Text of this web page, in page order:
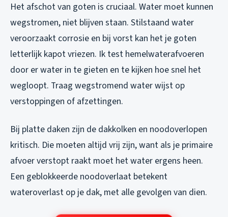
Het afschot van goten is cruciaal. Water moet kunnen
wegstromen, niet blijven staan. Stilstaand water
veroorzaakt corrosie en bij vorst kan het je goten
letterlijk kapot vriezen. Ik test hemelwaterafvoeren
door er water in te gieten en te kijken hoe snel het
wegloopt. Traag wegstromend water wijst op
verstoppingen of afzettingen.
Bij platte daken zijn de dakkolken en noodoverlopen
kritisch. Die moeten altijd vrij zijn, want als je primaire
afvoer verstopt raakt moet het water ergens heen.
Een geblokkeerde noodoverlaat betekent
wateroverlast op je dak, met alle gevolgen van dien.